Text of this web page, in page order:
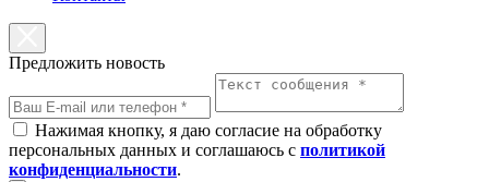
Предложить новость
Нажимая кнопку, я даю согласие на обработку
персональных данных и соглашаюсь с политикой
конфиденциальности.